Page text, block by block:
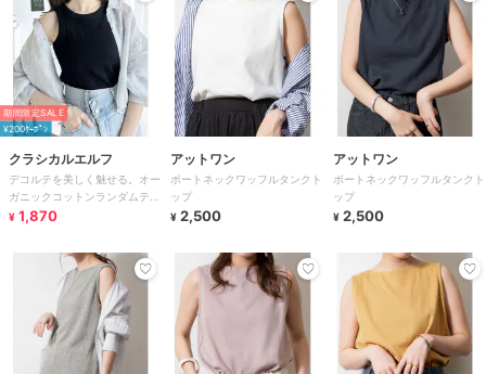
期間限定SALE
¥200ｸｰﾎﾟﾝ
クラシカルエルフ
デコルテを美しく魅せる。オー
ガニックコットンランダムテレ
コアソートタンクトップ
¥ 1,870
アットワン
ボートネックワッフルタンクト
ップ
¥ 2,500
アットワン
ボートネックワッフルタンクト
ップ
¥ 2,500